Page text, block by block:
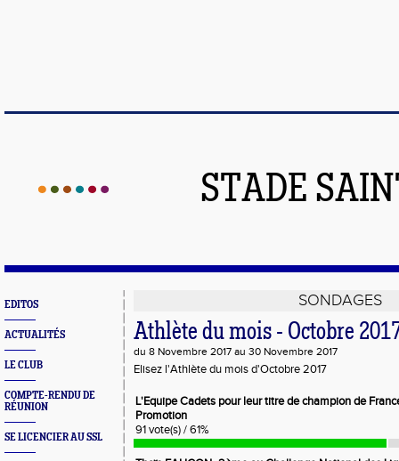
STADE
EDITOS
ACTUALITÉS
LE CLUB
COMPTE-RENDU DE
RÉUNION
SE LICENCIER AU SSL
SONDAGES
Athlète du mois - Octobre
du 8 Novembre 2017 au 30 Novembre 2017
Elisez l'Athlète du mois d'Octobre 2017
L'Equipe Cadets pour leur titre de champion de
Promotion
91 vote(s) / 61%